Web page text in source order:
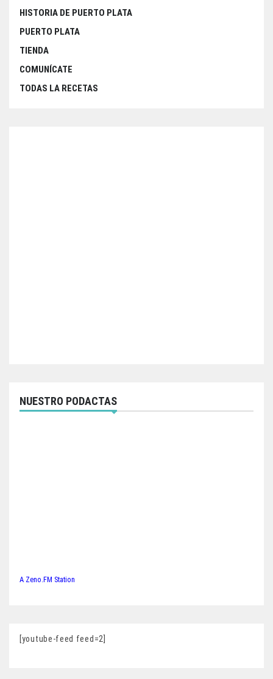
HISTORIA DE PUERTO PLATA
PUERTO PLATA
TIENDA
COMUNÍCATE
TODAS LA RECETAS
NUESTRO PODACTAS
A Zeno.FM Station
[youtube-feed feed=2]